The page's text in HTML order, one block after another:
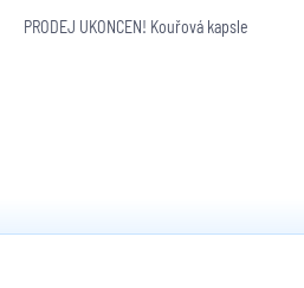
PRODEJ UKONČEN! Kouřová kapsle